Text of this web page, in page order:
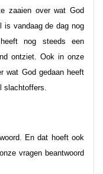
zaaien over wat God
is vandaag de dag nog
nog steeds een
ontziet. Ook in onze
wat God gedaan heeft
slachtoffers.
En dat hoeft ook
vragen beantwoord